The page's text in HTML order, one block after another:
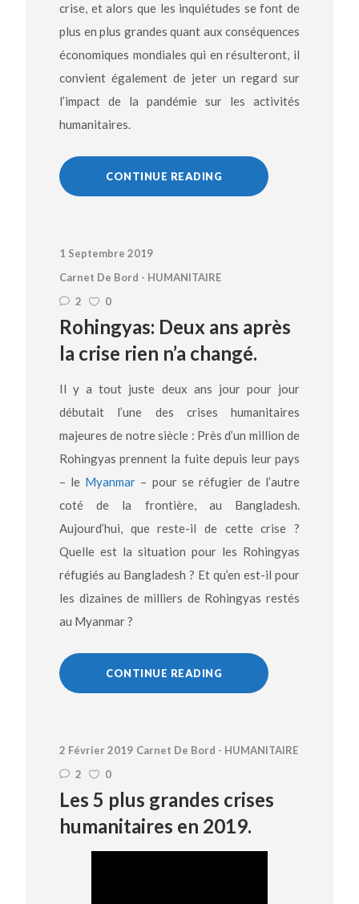
crise, et alors que les inquiétudes se font de
plus en plus grandes quant aux conséquences
économiques mondiales qui en résulteront, il
convient également de jeter un regard sur
l’impact de la pandémie sur les activités
humanitaires.
CONTINUE READING
1 Septembre 2019
Carnet De Bord - HUMANITAIRE
2
0
Rohingyas: Deux ans après
la crise rien n’a changé.
Il y a tout juste deux ans jour pour jour
débutait l’une des crises humanitaires
majeures de notre siècle : Près d’un million de
Rohingyas prennent la fuite depuis leur pays
– le Myanmar – pour se réfugier de l’autre
coté de la frontière, au Bangladesh.
Aujourd’hui, que reste-il de cette crise ?
Quelle est la situation pour les Rohingyas
réfugiés au Bangladesh ? Et qu’en est-il pour
les dizaines de milliers de Rohingyas restés
au Myanmar ?
CONTINUE READING
2 Février 2019 Carnet De Bord - HUMANITAIRE
2
0
Les 5 plus grandes crises
humanitaires en 2019.